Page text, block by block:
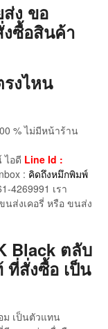
ส่ง ขอ
งซื้อสินค้า
งไหน
% ไม่มีหน้าร้าน
ไอดี Line Id :
: คิดถึงหมึกพิมพ์
4269991 เรา
นส่งเคอรี่ หรือ ขนส่ง
Black ตลับ
ที่สั่งซื้อ เป็น
ม เป็นตัวแทน